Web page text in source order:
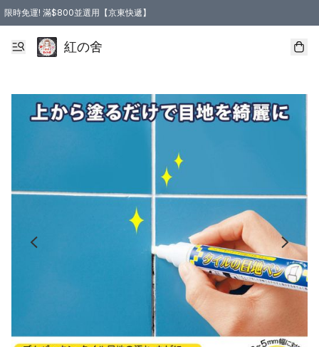
限時免運! 滿$800並選用【京東快遞】
紅の舍